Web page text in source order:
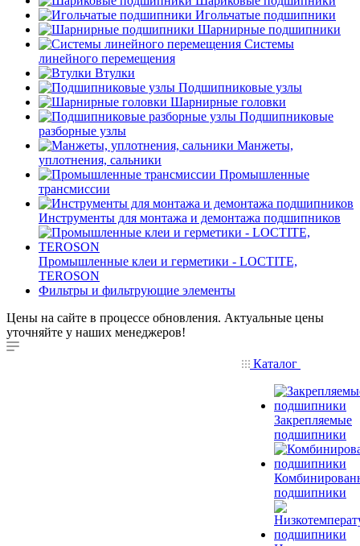
Игольчатые подшипники
Шарнирные подшипники
Системы
линейного перемещения
Втулки
Подшипниковые узлы
Шарнирные головки
Подшипниковые
разборные узлы
Манжеты,
уплотнения, сальники
Промышленные
трансмиссии
Инструменты для монтажа и демонтажа подшипников
Промышленные клеи и герметики - LOCTITE,
TEROSON
Фильтры и фильтрующие элементы
Цены на сайте в процессе обновления. Актуальные цены
уточняйте у наших менеджеров!
Каталог
Закрепляемые
подшипники
подшипники